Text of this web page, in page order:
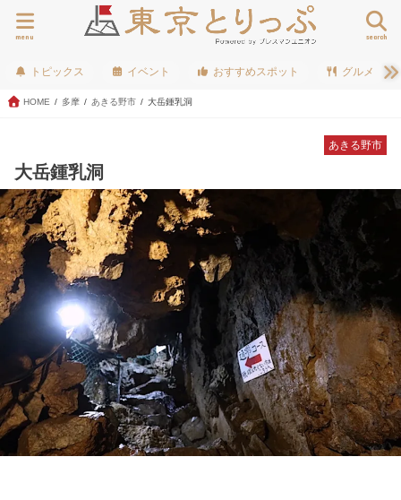
search
menu
トピックス イベント おすすめスポット グルメ
HOME 多摩 あきる野市 大岳鍾乳洞
あきる野市
大岳鍾乳洞